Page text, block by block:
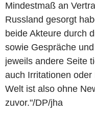
Mindestmaß an
Russland gesorgt
beide Akteure durch
sowie Gespräche
jeweils andere Seite
auch Irritationen
Welt ist also ohne
zuvor."/DP/jha